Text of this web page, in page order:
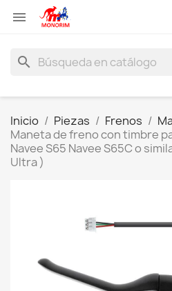

search
Inicio Piezas Frenos
Maneta de freno con timbre
Navee S65 Navee S65C o
Ultra )